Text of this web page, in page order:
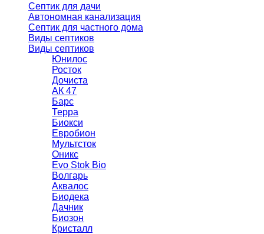
Септик для дачи
Автономная канализация
Септик для частного дома
Виды септиков
Виды септиков
Юнилос
Росток
Дочиста
АК 47
Барс
Терра
Биокси
Евробион
Мультсток
Оникс
Evo Stok Bio
Волгарь
Аквалос
Биодека
Дачник
Биозон
Кристалл